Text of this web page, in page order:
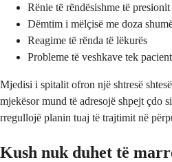
Rënie të rëndësishme të
Dëmtim i mëlçisë me doza
Reagime të rënda të lëkurës
Probleme të veshkave tek
Mjedisi i spitalit ofron një shtresë
mjekësor mund të adresojë shpejt çdo
rregullojë planin tuaj të trajtimit në
Kush nuk duhet të